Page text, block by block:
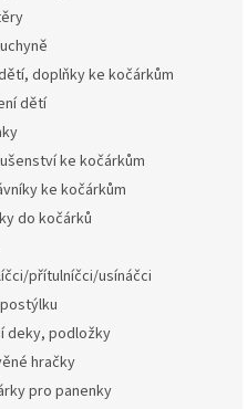
doplňky ke kočárkům
dětí
ke kočárkům
ke kočárkům
do kočárků
přítulníčci/usínáčci
deky, podložky
hračky
pro panenky